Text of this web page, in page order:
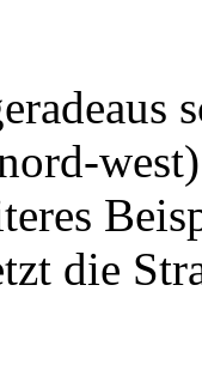
die